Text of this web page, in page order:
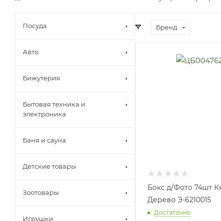
Бренд
Бокс д/Фото 74шт
Дерево Э-6210015
Достаточно
Посуда
Авто
Бижутерия
Бытовая техника и
электроника
Баня и сауна
Детские товары
Зоотовары
Игрушки